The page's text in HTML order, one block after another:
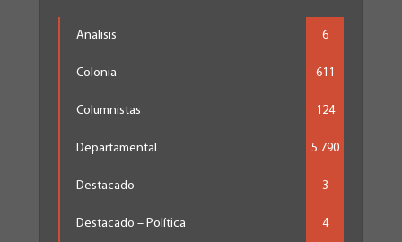
Analisis 6
Colonia 611
Columnistas 124
Departamental 5.790
Destacado 3
Destacado – Política 4